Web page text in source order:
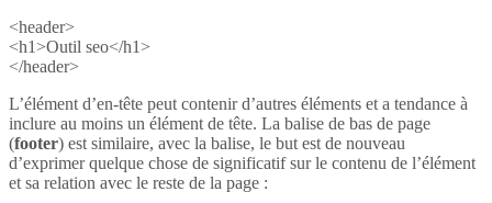
<header>
<h1>Outil seo</h1>
</header>
L’élément d’en-tête peut contenir d’autres éléments et a tendance à
inclure au moins un élément de tête. La balise de bas de page
(footer) est similaire, avec la balise, le but est de nouveau
d’exprimer quelque chose de significatif sur le contenu de l’élément
et sa relation avec le reste de la page :